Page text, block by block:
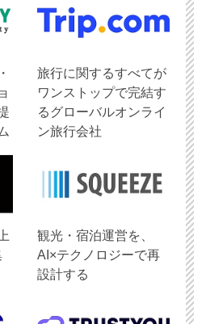
旅行に関するすべてが
ワンストップで完結す
るグローバルオンライ
ン旅行会社
観光・宿泊運営を、
AI×テクノロジーで再
設計する